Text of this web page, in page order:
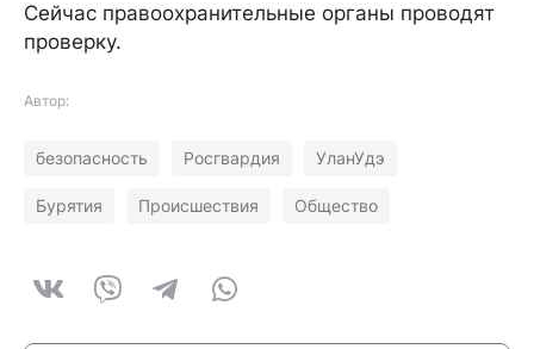
Сейчас правоохранительные органы проводят
проверку.
Автор:
безопасность Росгвардия УланУдэ
Бурятия Происшествия Общество